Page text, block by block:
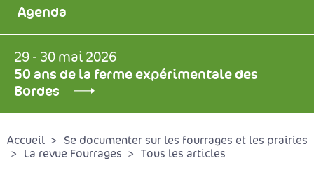
Agenda
29 - 30 mai 2026
50 ans de la ferme expérimentale des
Bordes
Accueil
Se documenter sur les fourrages et les prairies
La revue Fourrages
Tous les articles